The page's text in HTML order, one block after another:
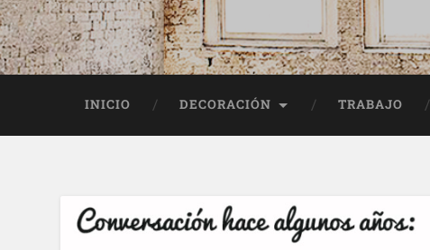
INICIO DECORACIÓN TRABAJO